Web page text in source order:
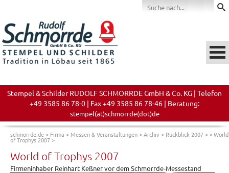
Stempel & Schilder RUDOLF SCHMORRDE GmbH & Co. KG | Telefon
+49 3585 86 78-0 | Fax +49 3585 86 78-46 | Beratung:
stempel(at)schmorrde(dot)de
schmorrde.de> Firma > Messen & Veranstaltungen>Archiv > Rückblick 2007>» World
of Trophys 2007>
World of Trophys 2007
Firmeninhaber Reinhart Keßner vor dem Schmorrde-Messestand